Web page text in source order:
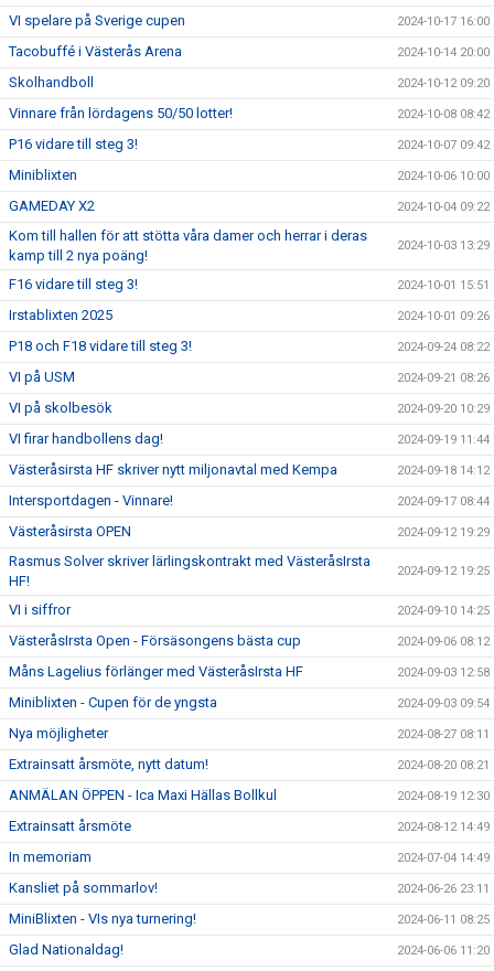
VI spelare på Sverige cupen 2024-10-17 16:00
Tacobuffé i Västerås Arena 2024-10-14 20:00
Skolhandboll 2024-10-12 09:20
Vinnare från lördagens 50/50 lotter! 2024-10-08 08:42
P16 vidare till steg 3! 2024-10-07 09:42
Miniblixten 2024-10-06 10:00
GAMEDAY X2 2024-10-04 09:22
Kom till hallen för att stötta våra damer och herrar i deras
kamp till 2 nya poäng!
2024-10-03 13:29
F16 vidare till steg 3! 2024-10-01 15:51
Irstablixten 2025 2024-10-01 09:26
P18 och F18 vidare till steg 3! 2024-09-24 08:22
VI på USM 2024-09-21 08:26
VI på skolbesök 2024-09-20 10:29
VI firar handbollens dag! 2024-09-19 11:44
Västeråsirsta HF skriver nytt miljonavtal med Kempa 2024-09-18 14:12
Intersportdagen - Vinnare! 2024-09-17 08:44
Västeråsirsta OPEN 2024-09-12 19:29
Rasmus Solver skriver lärlingskontrakt med VästeråsIrsta
HF!
2024-09-12 19:25
VI i siffror 2024-09-10 14:25
VästeråsIrsta Open - Försäsongens bästa cup 2024-09-06 08:12
Måns Lagelius förlänger med VästeråsIrsta HF 2024-09-03 12:58
Miniblixten - Cupen för de yngsta 2024-09-03 09:54
Nya möjligheter 2024-08-27 08:11
Extrainsatt årsmöte, nytt datum! 2024-08-20 08:21
ANMÄLAN ÖPPEN - Ica Maxi Hällas Bollkul 2024-08-19 12:30
Extrainsatt årsmöte 2024-08-12 14:49
In memoriam 2024-07-04 14:49
Kansliet på sommarlov! 2024-06-26 23:11
MiniBlixten - VIs nya turnering! 2024-06-11 08:25
Glad Nationaldag! 2024-06-06 11:20